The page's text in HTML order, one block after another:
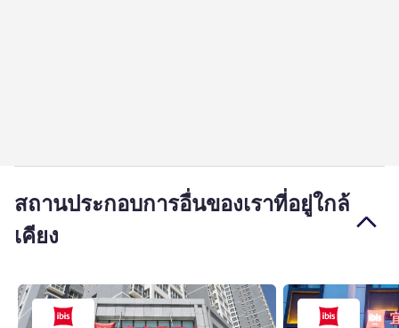
สถานประกอบการอื่นของเราที่อยู่ใกล้
เคียง